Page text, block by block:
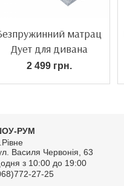
матрац
Дует для дивана
2 499 грн.
РУМ
Василя Червонія, 63
з 10:00 до 19:00
27-25